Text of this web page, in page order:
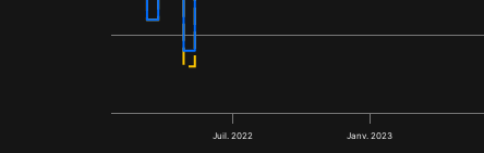
Juil. 2022 Janv. 2023